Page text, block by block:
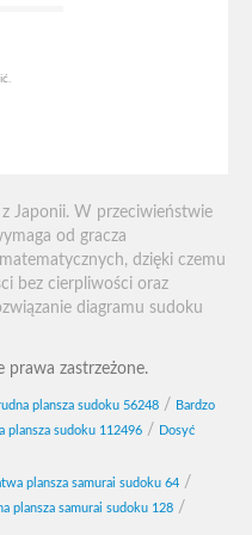
Japonii. W przeciwieństwie
od gracza
dzięki czemu
bez cierpliwości oraz
diagramu sudoku
zastrzeżone.
plansza sudoku 56248 /
Bardzo
plansza sudoku 112496 /
Dosyć
plansza samurai sudoku 64 /
plansza samurai sudoku 128 /